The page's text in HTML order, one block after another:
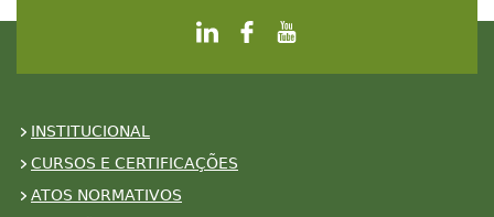
INSTITUCIONAL
CURSOS E CERTIFICAÇÕES
ATOS NORMATIVOS